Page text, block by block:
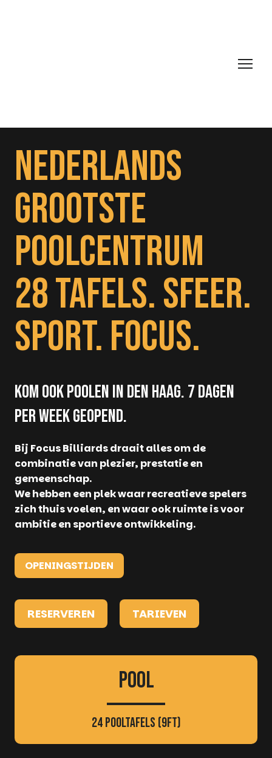
NEDERLANDS
GROOTSTE
POOLCENTRUM
28 TAFELS. SFEER.
SPORT. FOCUS.
KOM OOK POOLEN IN DEN HAAG. 7 DAGEN
PER WEEK GEOPEND.
Bij Focus Billiards draait alles om de
combinatie van plezier, prestatie en
gemeenschap.
We hebben een plek waar recreatieve spelers
zich thuis voelen, en waar ook ruimte is voor
ambitie en sportieve ontwikkeling.
OPENINGSTIJDEN
RESERVEREN TARIEVEN
Pool
24 pooltafels (9ft)